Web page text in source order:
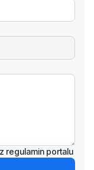
regulamin portalu